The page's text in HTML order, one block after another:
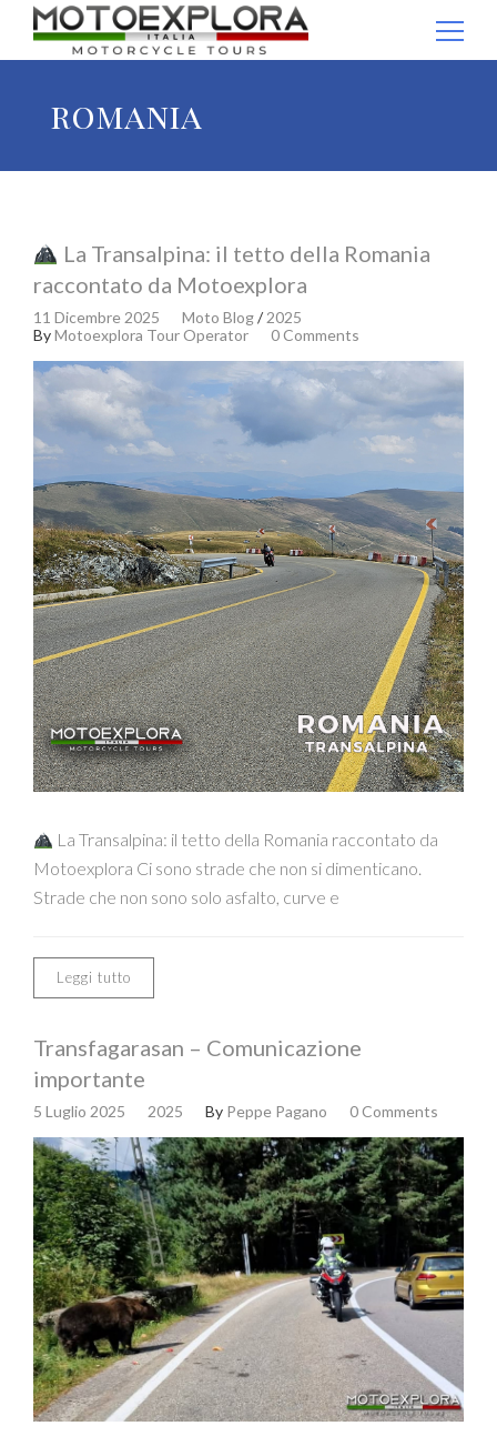
romania
La Transalpina: il tetto della Romania
raccontato da Motoexplora
11 Dicembre 2025 Moto Blog/2025
ByMotoexplora Tour Operator 0 Comments
La Transalpina: il tetto della Romania raccontato da
Motoexplora Ci sono strade che non si dimenticano.
Strade che non sono solo asfalto, curve e
Leggi tutto
Transfagarasan – Comunicazione
importante
5 Luglio 2025 2025 By Peppe Pagano 0 Comments